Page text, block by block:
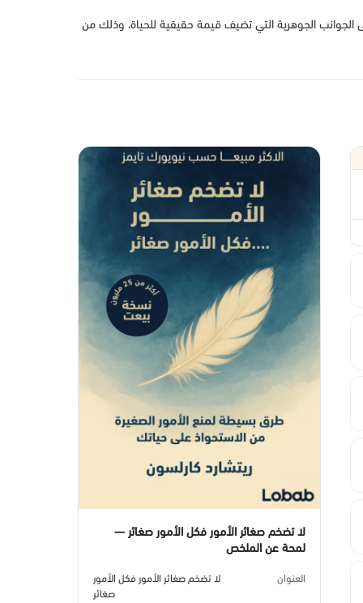
الجوانب الجوهرية التي تضيف قيمة حقيقية للحياة، وذلك من
لا تضخم صغائر الأمور فكل الأمور صغائر —
لمحة عن الملخص
العنوان
لا تضخم صغائر الأمور فكل الأمور
صغائر